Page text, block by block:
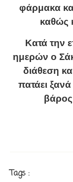
φάρμακα
καθώς
Κατά την
ημερών ο
διάθεση
πατάει
Tags :